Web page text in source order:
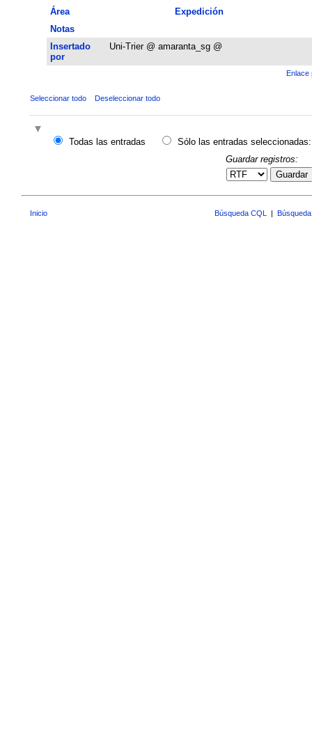
Área
Expedición
Notas
Insertado
por
Uni-Trier @ amaranta_sg @
Enlace
Seleccionar todo Deseleccionar todo
Todas las entradas
Sólo las entradas seleccionadas:
Guardar registros:
Guardar
Inicio Búsqueda CQL